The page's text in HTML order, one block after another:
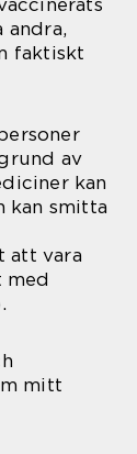
faktiskt
av
kan
kan smitta
att vara
med
mitt